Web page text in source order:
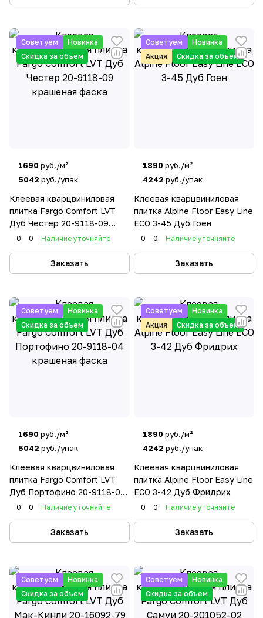
Советуем
Новинка
Скидка за объем
1690 руб./м²
5042 руб./упак
Клеевая кварцвиниловая
плитка Fargo Comfort LVT
Дуб Честер 20-9118-09
крашеная фаска
0 0 Наличие уточняйте
Заказать
Советуем
Новинка
Акция
Скидка за объем
1890 руб./м²
4242 руб./упак
Клеевая кварцвиниловая
плитка Alpine Floor Easy Line
ЕСО 3-45 Дуб Гоен
0 0 Наличие уточняйте
Заказать
Советуем
Новинка
Скидка за объем
1690 руб./м²
5042 руб./упак
Клеевая кварцвиниловая
плитка Fargo Comfort LVT
Дуб Портофино 20-9118-04
крашеная фаска
0 0 Наличие уточняйте
Заказать
Советуем
Новинка
Акция
Скидка за объем
1890 руб./м²
4242 руб./упак
Клеевая кварцвиниловая
плитка Alpine Floor Easy Line
ЕСО 3-42 Дуб Фридрих
0 0 Наличие уточняйте
Заказать
Советуем
Новинка
Скидка за объем
Советуем
Новинка
Скидка за объем